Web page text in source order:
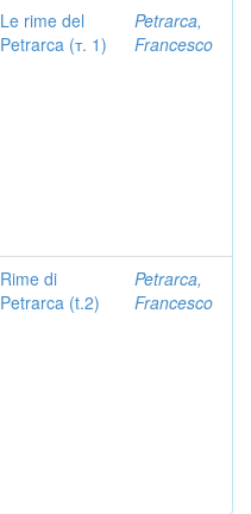
Le rime del
Petrarca (т. 1)
Petrarca,
Francesco
Rime di
Petrarca (t.2)
Petrarca,
Francesco